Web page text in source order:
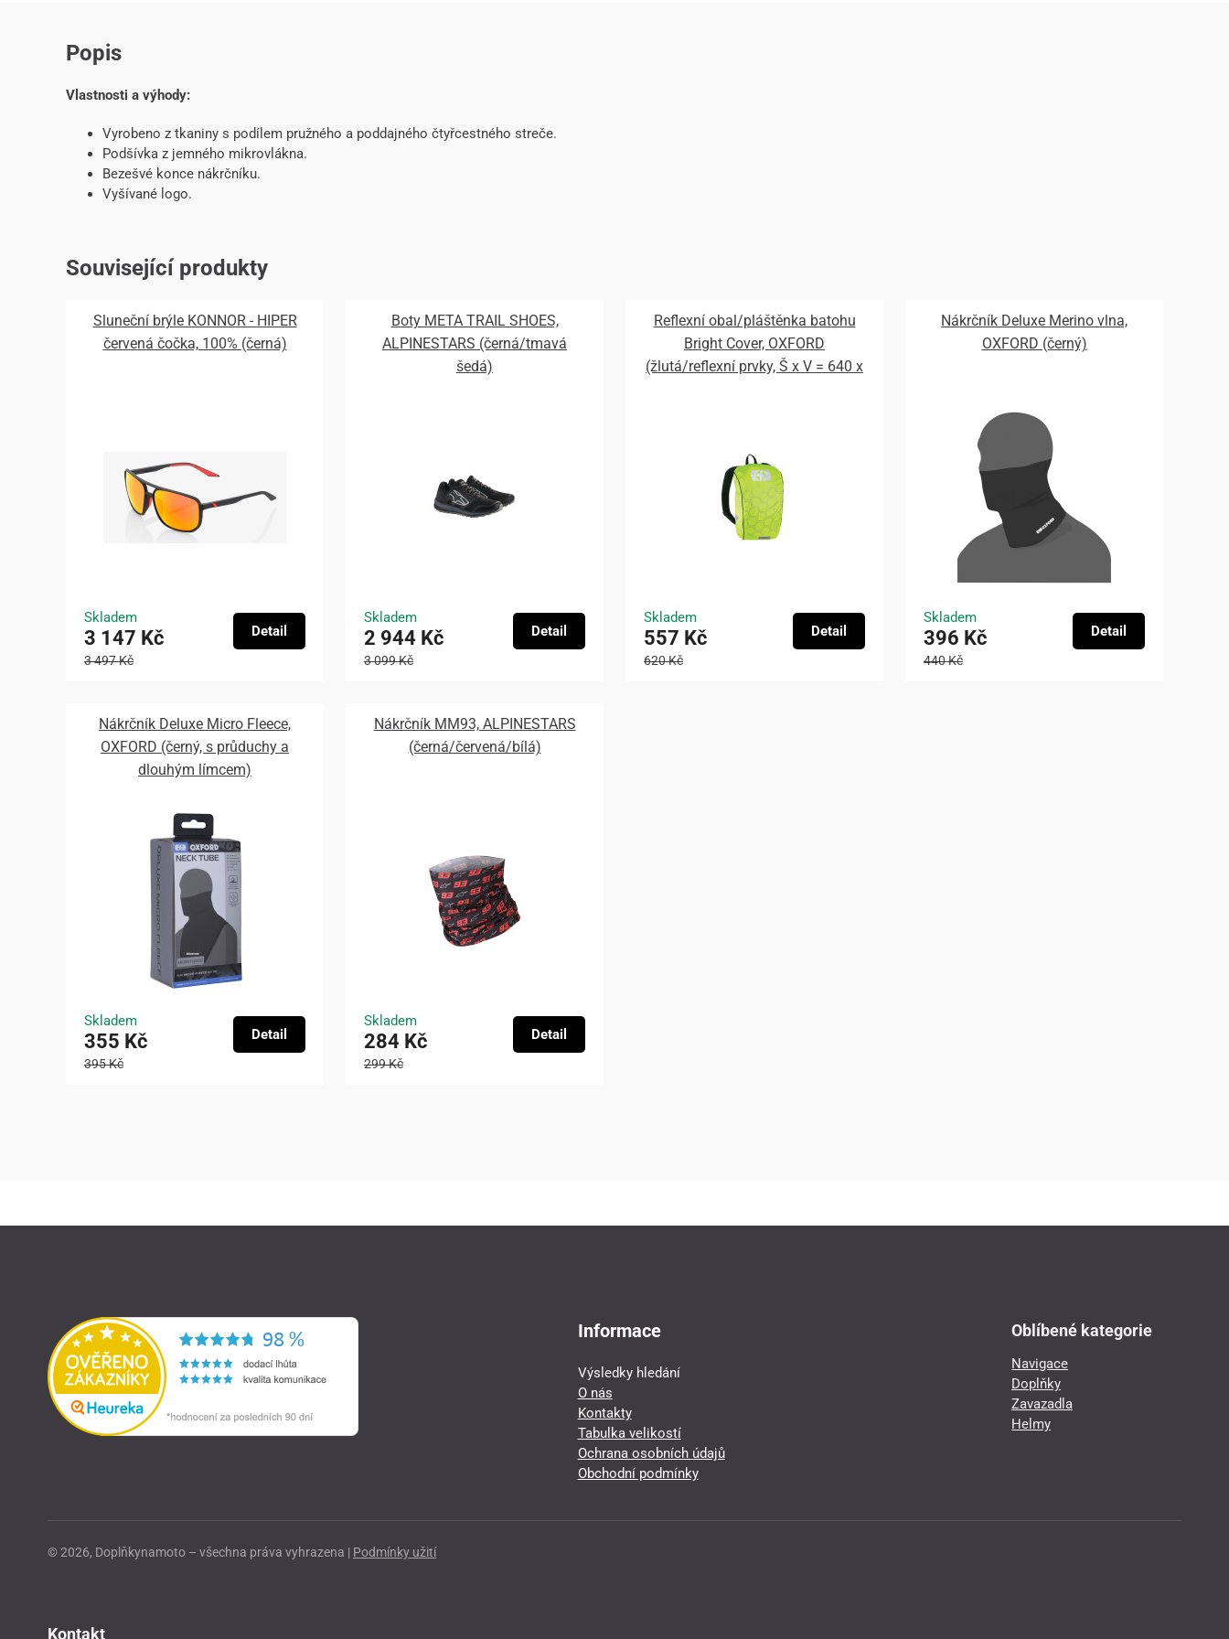
Popis
Vlastnosti a výhody:
Vyrobeno z tkaniny s podílem pružného a poddajného čtyřcestného streče.
Podšívka z jemného mikrovlákna.
Bezešvé konce nákrčníku.
Vyšívané logo.
Související produkty
Sluneční brýle KONNOR - HIPER
červená čočka, 100% (černá)
Skladem
3 147 Kč
3 497 Kč
Detail
Boty META TRAIL SHOES,
ALPINESTARS (černá/tmavá
šedá)
Skladem
2 944 Kč
3 099 Kč
Detail
Reflexní obal/pláštěnka batohu
Bright Cover, OXFORD
(žlutá/reflexní prvky, Š x V = 640 x
Skladem
557 Kč
620 Kč
Detail
Nákrčník Deluxe Merino vlna,
OXFORD (černý)
Skladem
396 Kč
440 Kč
Detail
Nákrčník Deluxe Micro Fleece,
OXFORD (černý, s průduchy a
dlouhým límcem)
Skladem
355 Kč
395 Kč
Detail
Nákrčník MM93, ALPINESTARS
(černá/červená/bílá)
Skladem
284 Kč
299 Kč
Detail
Informace
Výsledky hledání
O nás
Kontakty
Tabulka velikostí
Ochrana osobních údajů
Obchodní podmínky
Oblíbené kategorie
Navigace
Doplňky
Zavazadla
Helmy
© 2026, Doplňkynamoto – všechna práva vyhrazena | Podmínky užití
Kontakt